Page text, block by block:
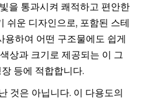
을 통과시켜 쾌적하고 편안한
쉬운 디자인으로, 포함된 스테
용하여 어떤 구조물에도 쉽게
상과 크기로 제공되는 이 그
등에 적합합니다.
것은 아닙니다. 이 다용도의